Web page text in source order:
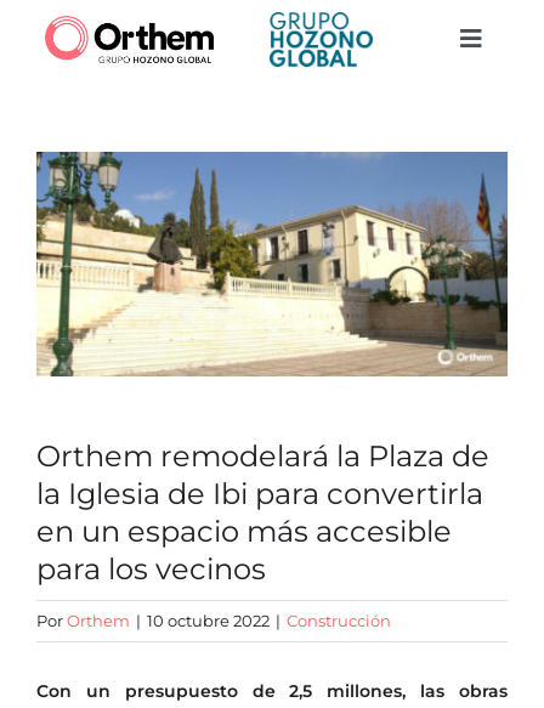
Toggle
Construcción
Servicios
Actualidad
Trabaja con nosotros
Oficina virtual
Orthem remodelará la Plaza de
la Iglesia de Ibi para convertirla
en un espacio más accesible
para los vecinos
PorOrthem | 10 octubre 2022 | Construcción
Con un presupuesto de 2,5 millones, las obras